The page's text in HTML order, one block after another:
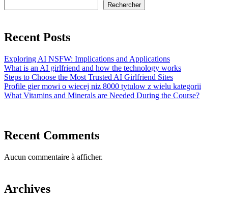
Rechercher
Recent Posts
Exploring AI NSFW: Implications and Applications
What is an AI girlfriend and how the technology works
Steps to Choose the Most Trusted AI Girlfriend Sites
Profile gier mowi o wiecej niz 8000 tytulow z wielu kategorii
What Vitamins and Minerals are Needed During the Course?
Recent Comments
Aucun commentaire à afficher.
Archives